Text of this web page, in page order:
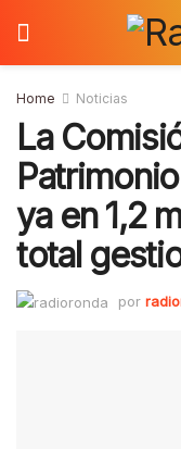
Home Noticias
La
ya en 1,2
total
por